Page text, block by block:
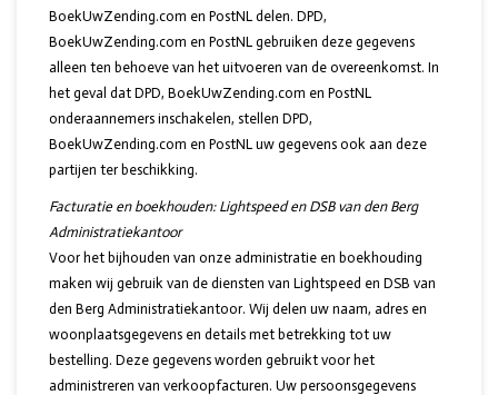
BoekUwZending.com en PostNL delen. DPD,
BoekUwZending.com en PostNL gebruiken deze gegevens
alleen ten behoeve van het uitvoeren van de overeenkomst. In
het geval dat DPD, BoekUwZending.com en PostNL
onderaannemers inschakelen, stellen DPD,
BoekUwZending.com en PostNL uw gegevens ook aan deze
partijen ter beschikking.
Facturatie en boekhouden: Lightspeed en DSB van den Berg
Administratiekantoor
Voor het bijhouden van onze administratie en boekhouding
maken wij gebruik van de diensten van Lightspeed en DSB van
den Berg Administratiekantoor. Wij delen uw naam, adres en
woonplaatsgegevens en details met betrekking tot uw
bestelling. Deze gegevens worden gebruikt voor het
administreren van verkoopfacturen. Uw persoonsgegevens